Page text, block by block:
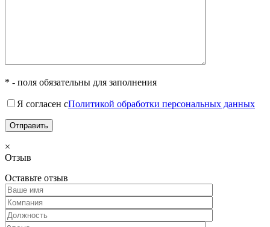
* - поля обязательны для заполнения
Я согласен сПолитикой обработки персональных данных
×
Отзыв
Оставьте отзыв